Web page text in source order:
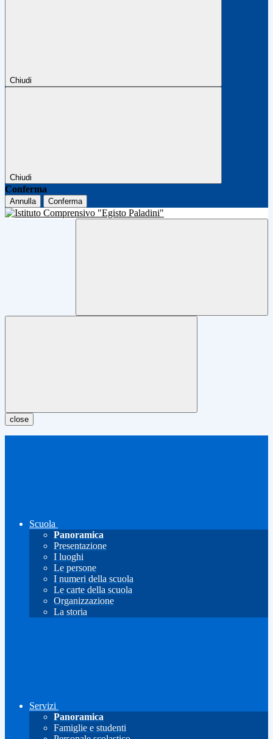
Chiudi
Chiudi
Conferma
Annulla Conferma
close
Scuola
Panoramica
Presentazione
I luoghi
Le persone
I numeri della scuola
Le carte della scuola
Organizzazione
La storia
Servizi
Panoramica
Famiglie e studenti